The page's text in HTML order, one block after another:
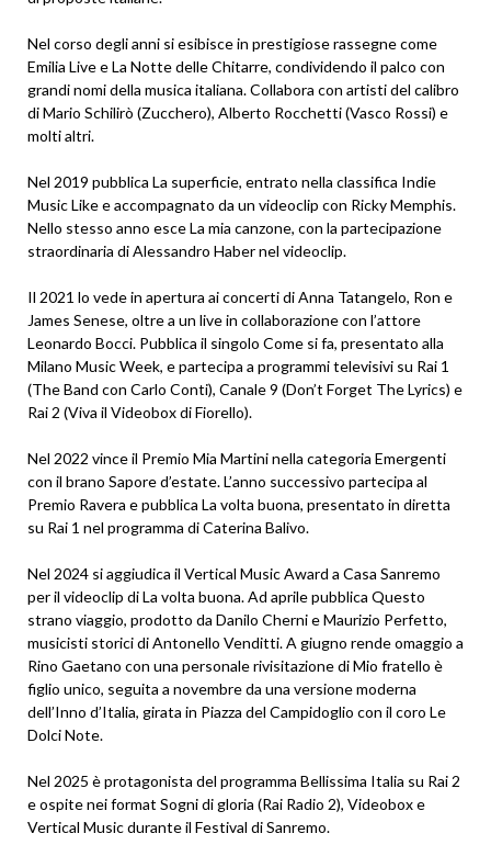
Nel corso degli anni si esibisce in prestigiose rassegne come
Emilia Live e La Notte delle Chitarre, condividendo il palco con
grandi nomi della musica italiana. Collabora con artisti del calibro
di Mario Schilirò (Zucchero), Alberto Rocchetti (Vasco Rossi) e
molti altri.
Nel 2019 pubblica La superficie, entrato nella classifica Indie
Music Like e accompagnato da un videoclip con Ricky Memphis.
Nello stesso anno esce La mia canzone, con la partecipazione
straordinaria di Alessandro Haber nel videoclip.
Il 2021 lo vede in apertura ai concerti di Anna Tatangelo, Ron e
James Senese, oltre a un live in collaborazione con l’attore
Leonardo Bocci. Pubblica il singolo Come si fa, presentato alla
Milano Music Week, e partecipa a programmi televisivi su Rai 1
(The Band con Carlo Conti), Canale 9 (Don’t Forget The Lyrics) e
Rai 2 (Viva il Videobox di Fiorello).
Nel 2022 vince il Premio Mia Martini nella categoria Emergenti
con il brano Sapore d’estate. L’anno successivo partecipa al
Premio Ravera e pubblica La volta buona, presentato in diretta
su Rai 1 nel programma di Caterina Balivo.
Nel 2024 si aggiudica il Vertical Music Award a Casa Sanremo
per il videoclip di La volta buona. Ad aprile pubblica Questo
strano viaggio, prodotto da Danilo Cherni e Maurizio Perfetto,
musicisti storici di Antonello Venditti. A giugno rende omaggio a
Rino Gaetano con una personale rivisitazione di Mio fratello è
figlio unico, seguita a novembre da una versione moderna
dell’Inno d’Italia, girata in Piazza del Campidoglio con il coro Le
Dolci Note.
Nel 2025 è protagonista del programma Bellissima Italia su Rai 2
e ospite nei format Sogni di gloria (Rai Radio 2), Videobox e
Vertical Music durante il Festival di Sanremo.